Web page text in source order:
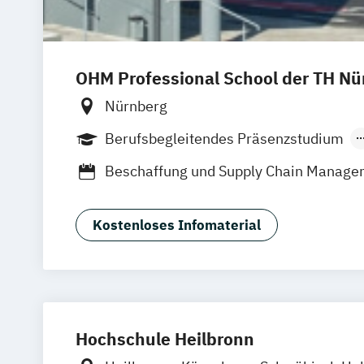
OHM Professional School der TH
Nürnberg
Berufsbegleitendes Präsenzstudium
Berufsbegleitender Präsenzlehrgang
Beschaffung und Supply Chain
Einkauf und Supply Management
Logistik und Supply Chain Management
Kostenloses Infomaterial
Hochschule Heilbronn